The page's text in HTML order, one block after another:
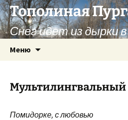
Перейти
к
содержимому
Тополиная
Снег идет из дырки
Меню
Мультилингвальный
Помидорке, с любовью